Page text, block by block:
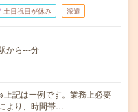
土日祝日が休み 派遣
から---分
記は一例です。業務上必要
より、時間帯…